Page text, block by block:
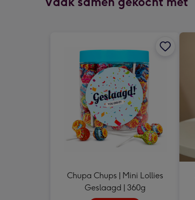
Chupa Chups | Mini Lollies
Geslaagd | 360g